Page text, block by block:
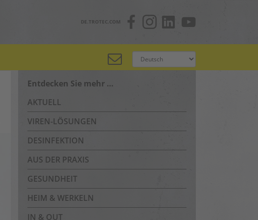
DE.TROTEC.COM
Entdecken Sie mehr …
AKTUELL
VIREN-LÖSUNGEN
DESINFEKTION
AUS DER PRAXIS
GESUNDHEIT
HEIM & WERKELN
IN & OUT